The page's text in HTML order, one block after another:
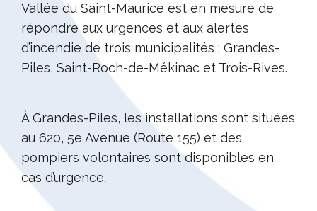
Vallée du Saint-Maurice est en mesure de
répondre aux urgences et aux alertes
d’incendie de trois municipalités : Grandes-
Piles, Saint-Roch-de-Mékinac et Trois-Rives.
À Grandes-Piles, les installations sont situées
au 620, 5e Avenue (Route 155) et des
pompiers volontaires sont disponibles en
cas d’urgence.